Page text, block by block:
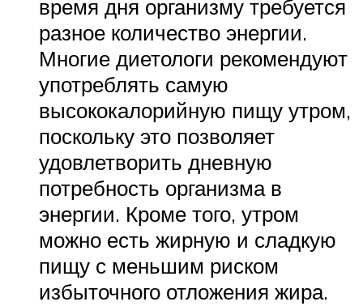
время дня организму требуется
разное количество энергии.
Многие диетологи рекомендуют
употреблять самую
высококалорийную пищу утром,
поскольку это позволяет
удовлетворить дневную
потребность организма в
энергии. Кроме того, утром
можно есть жирную и сладкую
пищу с меньшим риском
избыточного отложения жира.